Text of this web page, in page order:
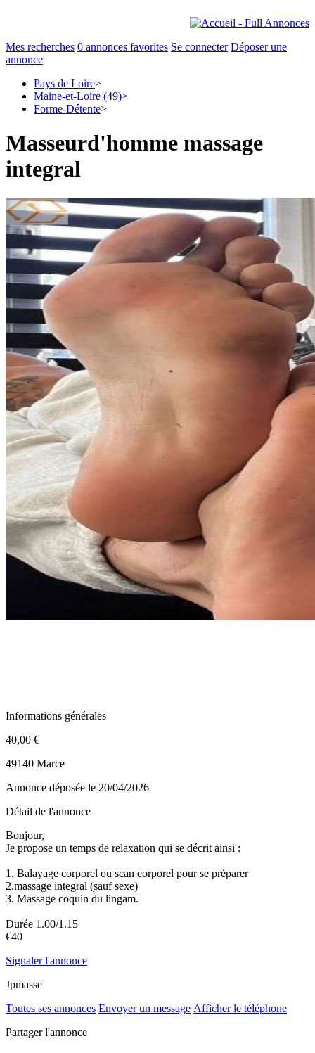
Mes recherches 0 annonces favorites Se connecter Déposer une
annonce
Pays de Loire>
Maine-et-Loire (49)>
Forme-Détente>
Masseurd'homme massage
integral
Informations générales
40,00 €
49140 Marce
Annonce déposée le 20/04/2026
Détail de l'annonce
Bonjour,
Je propose un temps de relaxation qui se décrit ainsi :
1. Balayage corporel ou scan corporel pour se préparer
2.massage integral (sauf sexe)
3. Massage coquin du lingam.
Durée 1.00/1.15
€40
Signaler l'annonce
Jpmasse
Toutes ses annonces Envoyer un message Afficher le téléphone
Partager l'annonce